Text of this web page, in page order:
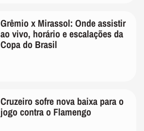
Grêmio x Mirassol: Onde assistir
ao vivo, horário e escalações da
Copa do Brasil
Cruzeiro sofre nova baixa para o
jogo contra o Flamengo